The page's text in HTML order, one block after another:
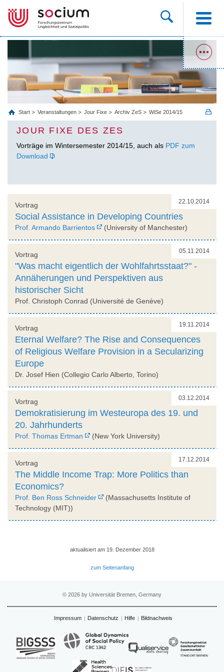
Start Veranstaltungen Jour Fixe Archiv ZeS WiSe 2014/15
JOUR FIXE DES ZES
Vorträge im Wintersemester 2014/15, auch als PDF zum
Download
22.10.2014
Vortrag
Social Assistance in Developing Countries
Prof. Armando Barrientos (University of Manchester)
05.11.2014
Vortrag
"Was macht eigentlich der Wohlfahrtsstaat?" -
Annäherungen und Perspektiven aus
historischer Sicht
Prof. Christoph Conrad (Université de Genève)
19.11.2014
Vortrag
Eternal Welfare? The Rise and Consequences
of Religious Welfare Provision in a Secularizing
Europe
Dr. Josef Hien (Collegio Carlo Alberto, Torino)
03.12.2014
Vortrag
Demokratisierung im Westeuropa des 19. und
20. Jahrhunderts
Prof. Thomas Ertman (New York University)
17.12.2014
Vortrag
The Middle Income Trap: More Politics than
Economics?
Prof. Ben Ross Schneider
(Massachusetts Institute of
Technology (MIT))
aktualisiert am 19. Dezember 2018
zum Seitenanfang
© 2026 by Universität Bremen, Germany
Impressum Datenschutz Hilfe Bildnachweis